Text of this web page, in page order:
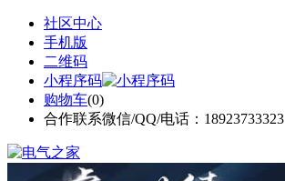
社区中心
手机版
二维码
小程序码
购物车(0)
合作联系微信/QQ/电话：18923733323